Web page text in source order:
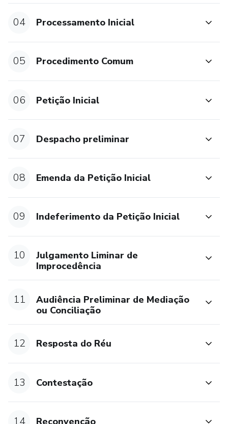
04 Processamento Inicial
05 Procedimento Comum
06 Petição Inicial
07 Despacho preliminar
08 Emenda da Petição Inicial
09 Indeferimento da Petição Inicial
10
Julgamento Liminar de
Improcedência
11
Audiência Preliminar de Mediação
ou Conciliação
12 Resposta do Réu
13 Contestação
14 Reconvenção